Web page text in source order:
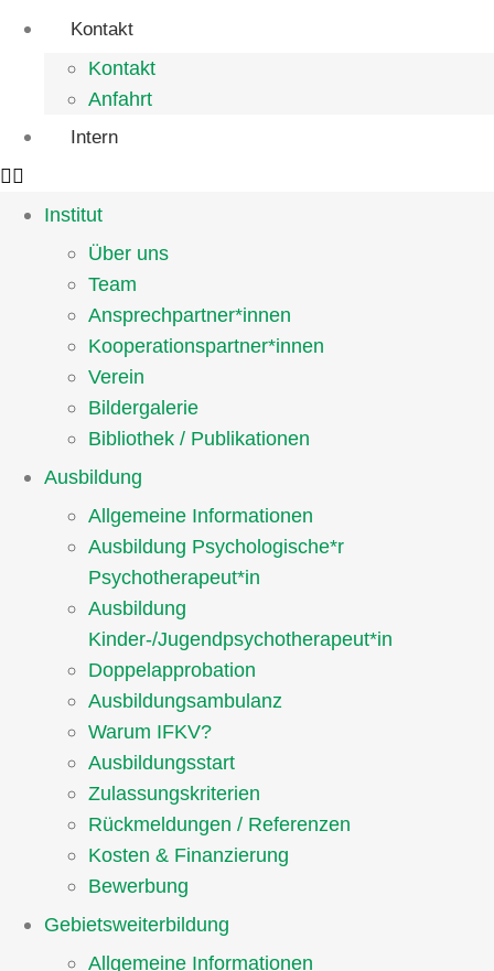
Kontakt
Kontakt
Anfahrt
Intern
Institut
Über uns
Team
Ansprechpartner*innen
Kooperationspartner*innen
Verein
Bildergalerie
Bibliothek / Publikationen
Ausbildung
Allgemeine Informationen
Ausbildung Psychologische*r
Psychotherapeut*in
Ausbildung
Kinder-/Jugendpsychotherapeut*in
Doppelapprobation
Ausbildungsambulanz
Warum IFKV?
Ausbildungsstart
Zulassungskriterien
Rückmeldungen / Referenzen
Kosten & Finanzierung
Bewerbung
Gebietsweiterbildung
Allgemeine Informationen